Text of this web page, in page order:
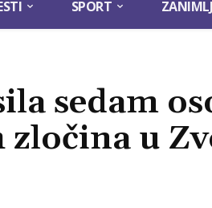
SPORT
sedam
zločina u